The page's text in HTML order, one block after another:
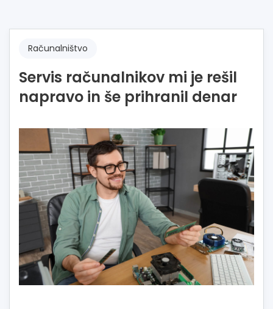
Računalništvo
Servis računalnikov mi je rešil
napravo in še prihranil denar